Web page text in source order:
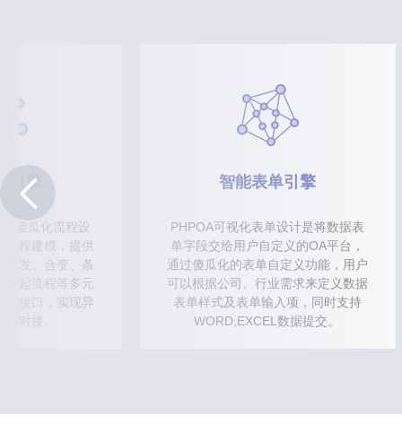
引擎
傻瓜化流程设
流程建模，提供
并发、合变、条
挂起流程等多元
发接口，实现异
对接。
智能表单引擎
PHPOA可视化表单设计是将数据表
单字段交给用户自定义的OA平台，
通过傻瓜化的表单自定义功能，用户
可以根据公司、行业需求来定义数据
表单样式及表单输入项，同时支持
WORD,EXCEL数据提交。